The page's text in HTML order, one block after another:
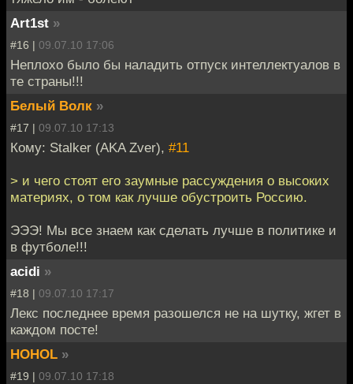
Art1st »
#16 | 09.07.10 17:06
Неплохо было бы наладить отпуск интеллектуалов в
те страны!!!
Белый Волк »
#17 | 09.07.10 17:13
Кому: Stalker (AKA Zver), #11
> и чего стоят его заумные рассуждения о высоких
материях, о том как лучше обустроить Россию.
ЭЭЭ! Мы все знаем как сделать лучше в политике и
в футболе!!!
acidi »
#18 | 09.07.10 17:17
Лекс последнее время разошелся не на шутку, жгет в
каждом посте!
HOHOL »
#19 | 09.07.10 17:18